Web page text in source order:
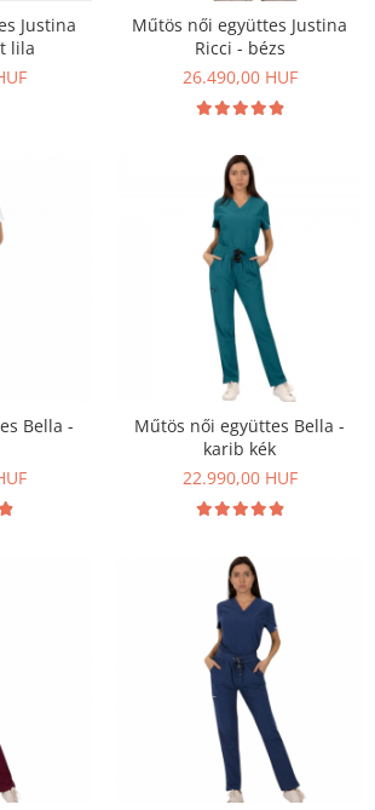
- női és
KLUMPA
PAPUCS
Justina
lila
Műtös női együttes Justina
Ricci - bézs
26.490,00 HUF
Bella -
Műtös női együttes Bella -
karib kék
22.990,00 HUF